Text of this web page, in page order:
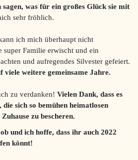
was für ein großes Glück sie mit
sehr fröhlich.
ich mich überhaupt nicht
super Familie erwischt und ein
und aufregendes Silvester gefeiert.
viele weitere gemeinsame Jahre.
zu verdanken! Vielen Dank, dass es
sich so bemühen heimatlosen
zu bescheren.
und ich hoffe, dass ihr auch 2022
könnt!